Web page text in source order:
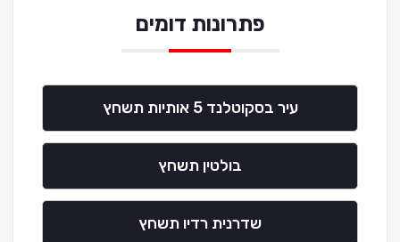
פתרונות דומים
עיר בסקוטלנד 5 אותיות תשחץ
בולטין תשחץ
שדרנית רדיו תשחץ